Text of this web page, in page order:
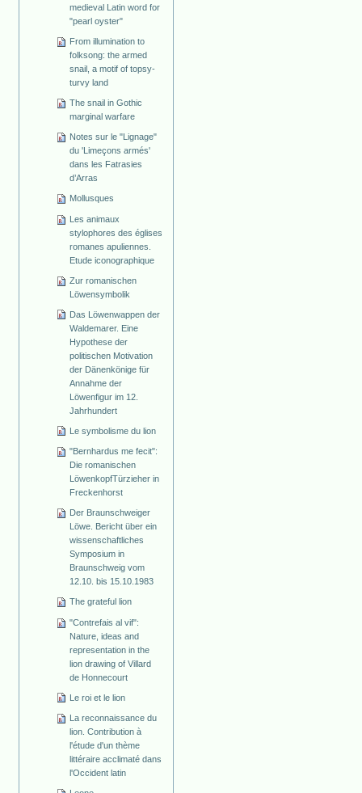
medieval Latin word for
"pearl oyster"
From illumination to
folksong: the armed
snail, a motif of topsy-
turvy land
The snail in Gothic
marginal warfare
Notes sur le "Lignage"
du 'Limeçons armés'
dans les Fatrasies
d’Arras
Mollusques
Les animaux
stylophores des églises
romanes apuliennes.
Etude iconographique
Zur romanischen
Löwensymbolik
Das Löwenwappen der
Waldemarer. Eine
Hypothese der
politischen Motivation
der Dänenkönige für
Annahme der
Löwenfigur im 12.
Jahrhundert
Le symbolisme du lion
"Bernhardus me fecit":
Die romanischen
Löwenkopf­Türzieher in
Freckenhorst
Der Braunschweiger
Löwe. Bericht über ein
wissenschaftliches
Symposium in
Braunschweig vom
12.10. bis 15.10.1983
The grateful lion
"Contrefais al vif":
Nature, ideas and
representation in the
lion drawing of Villard
de Honnecourt
Le roi et le lion
La reconnaissance du
lion. Contribution à
l'étude d'un thème
littéraire acclimaté dans
l'Occident latin